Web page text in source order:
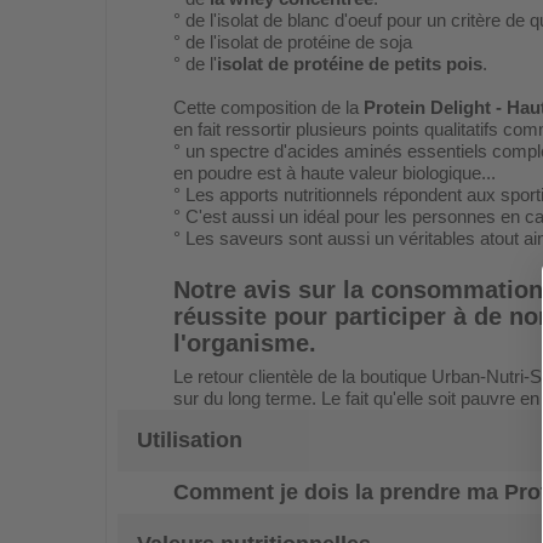
° de l'isolat de blanc d'oeuf pour un critère de
° de l'isolat de protéine de soja
° de l'isolat de protéine de petits pois.
Cette composition de la Protein Delight -
en fait ressortir plusieurs points qualitatifs
° un spectre d'acides aminés essentiels
en poudre est à haute valeur biologique...
° Les apports nutritionnels répondent aux
° C'est aussi un idéal pour les personnes en
° Les saveurs sont aussi un véritables atout
Notre avis sur la consommation
réussite pour participer à de
l'organisme.
Le retour clientèle de la boutique Urban-
sur du long terme. Le fait qu'elle soit pauvre
Utilisation
Comment je dois la prendre ma